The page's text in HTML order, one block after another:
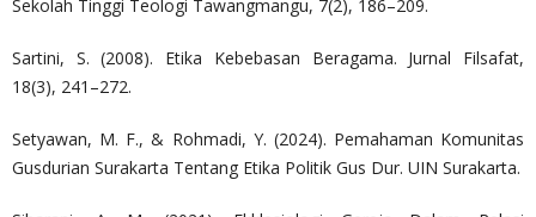
Sekolah Tinggi Teologi Tawangmangu, 7(2), 186–209.
Sartini, S. (2008). Etika Kebebasan Beragama. Jurnal Filsafat,
18(3), 241–272.
Setyawan, M. F., & Rohmadi, Y. (2024). Pemahaman Komunitas
Gusdurian Surakarta Tentang Etika Politik Gus Dur. UIN Surakarta.